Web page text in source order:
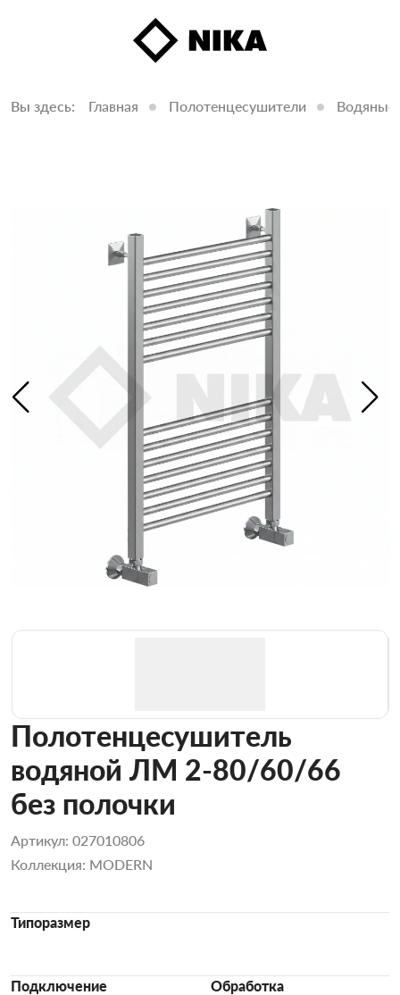
Вы здесь: Главная Полотенцесушители Водяные
Полотенцесушитель
водяной ЛМ 2-80/60/66
без полочки
Артикул: 027010806
Коллекция: MODERN
Типоразмер
Подключение Обработка